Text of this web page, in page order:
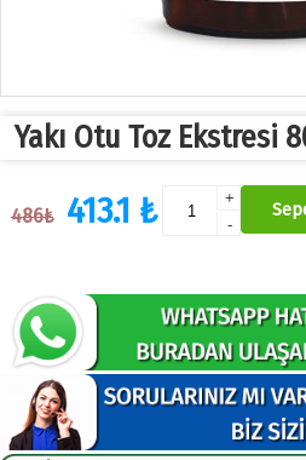
Yakı Otu Toz Ekstresi
486₺ 413.1 ₺
+
-